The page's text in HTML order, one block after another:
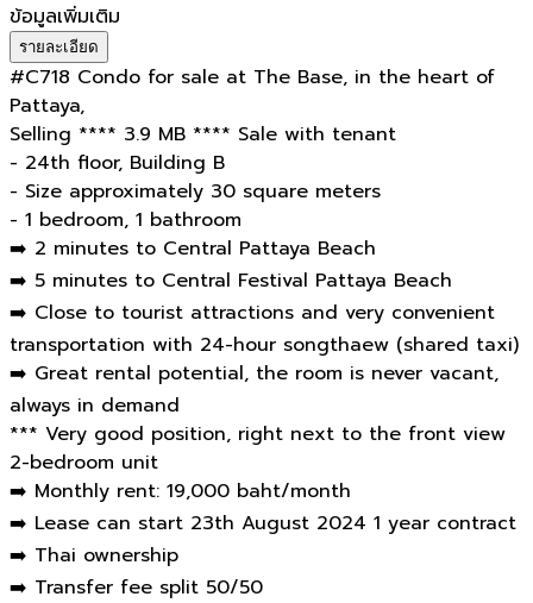
ข้อมูลเพิ่มเติม
รายละเอียด
#C718 Condo for sale at The Base, in the heart of
Pattaya,
Selling **** 3.9 MB **** Sale with tenant
- 24th floor, Building B
- Size approximately 30 square meters
- 1 bedroom, 1 bathroom
➡️ 2 minutes to Central Pattaya Beach
➡️ 5 minutes to Central Festival Pattaya Beach
➡️ Close to tourist attractions and very convenient
transportation with 24-hour songthaew (shared taxi)
➡️ Great rental potential, the room is never vacant,
always in demand
*** Very good position, right next to the front view
2-bedroom unit
➡️ Monthly rent: 19,000 baht/month
➡️ Lease can start 23th August 2024 1 year contract
➡️ Thai ownership
➡️ Transfer fee split 50/50